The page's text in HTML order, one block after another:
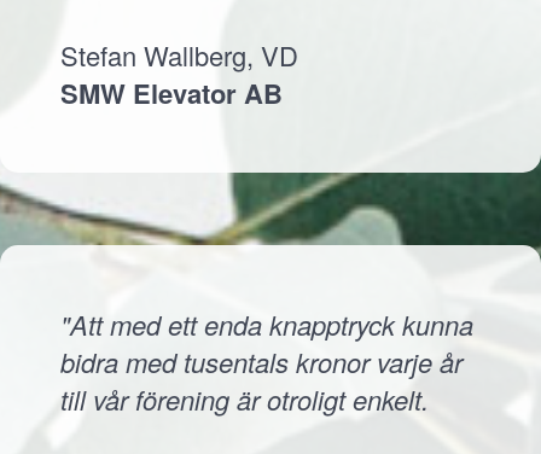
Stefan Wallberg, VD
SMW Elevator AB
"Att med ett enda knapptryck kunna
bidra med tusentals kronor varje år
till vår förening är otroligt enkelt.